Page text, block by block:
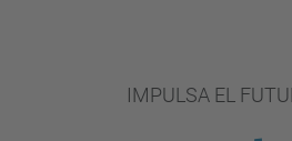
IMPULSA EL